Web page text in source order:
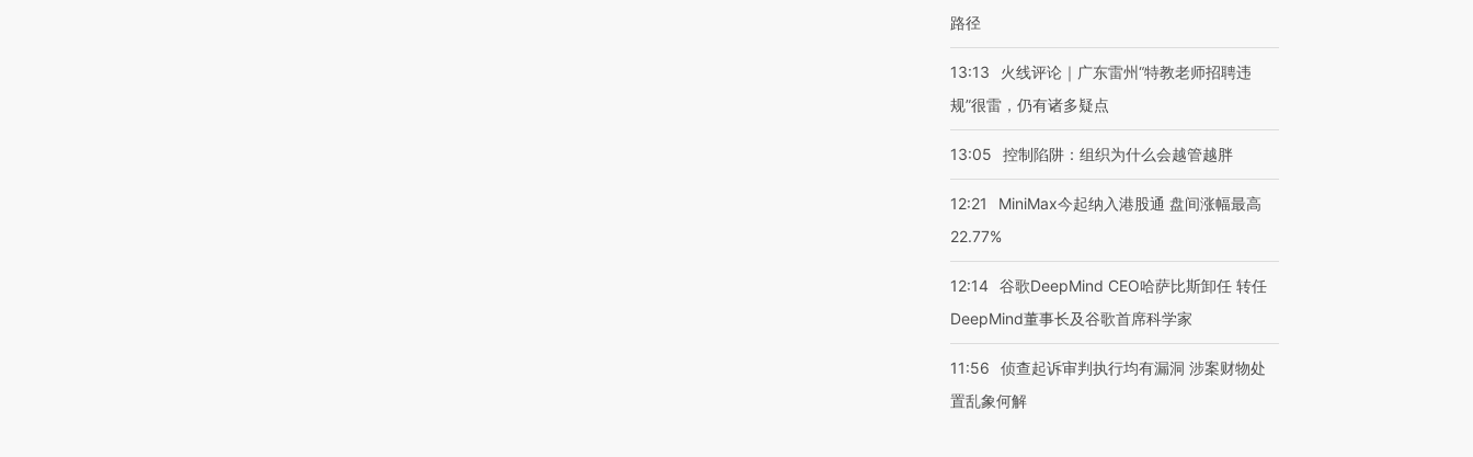
路径
13:13
火线评论｜广东雷州“特教老师招聘违
规”很雷，仍有诸多疑点
13:05 控制陷阱：组织为什么会越管越胖
12:21
MiniMax今起纳入港股通 盘间涨幅最高
22.77%
12:14 谷歌DeepMind CEO哈萨比斯卸任 转任
DeepMind董事长及谷歌首席科学家
11:56
侦查起诉审判执行均有漏洞 涉案财物处
置乱象何解